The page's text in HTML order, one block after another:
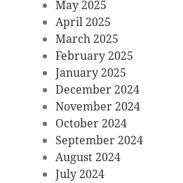
May 2025
April 2025
March 2025
February 2025
January 2025
December 2024
November 2024
October 2024
September 2024
August 2024
July 2024